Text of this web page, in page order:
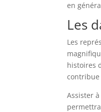
en
Les
Les
histoires
contribue
Assister